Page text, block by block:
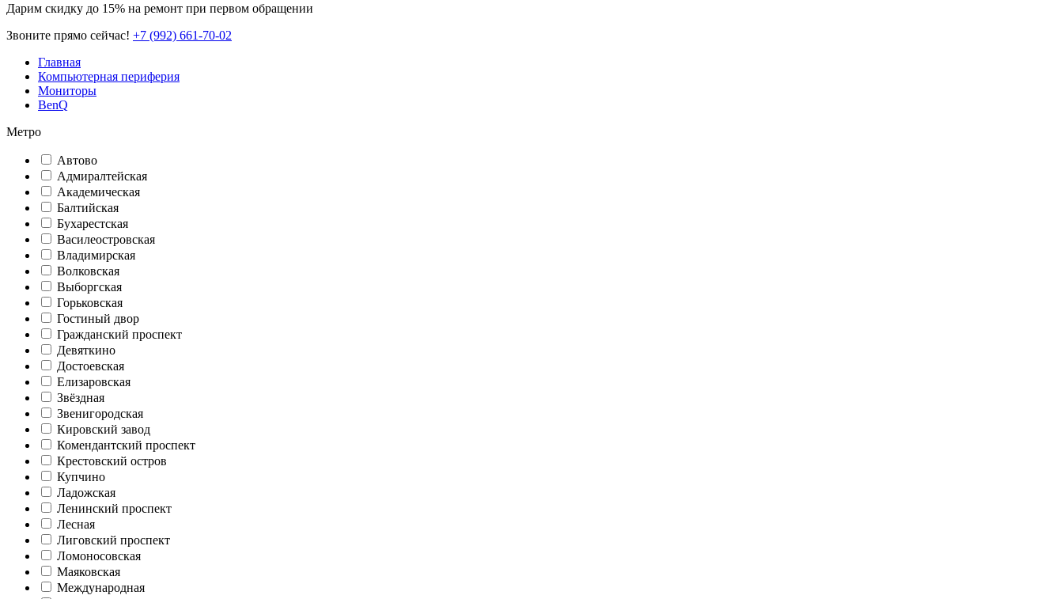
Дарим скидку до 15% на ремонт при первом обращении
Звоните прямо сейчас! +7 (992) 661-70-02
Главная
Компьютерная периферия
Мониторы
BenQ
Метро
Автово
Адмиралтейская
Академическая
Балтийская
Бухарестская
Василеостровская
Владимирская
Волковская
Выборгская
Горьковская
Гостиный двор
Гражданский проспект
Девяткино
Достоевская
Елизаровская
Звёздная
Звенигородская
Кировский завод
Комендантский проспект
Крестовский остров
Купчино
Ладожская
Ленинский проспект
Лесная
Лиговский проспект
Ломоносовская
Маяковская
Международная